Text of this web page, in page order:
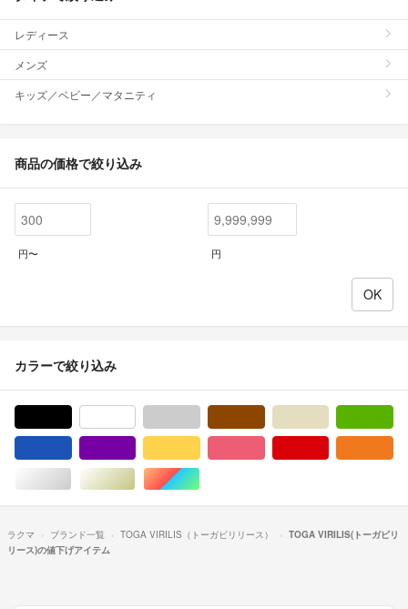
レディース
メンズ
キッズ／ベビー／マタニティ
商品の価格で絞り込み
円〜 円
カラーで絞り込み
シルバー/銀色系ゴールド/金色系マルチカラー
ラクマ ブランド一覧 TOGA VIRILIS（トーガビリリース）
TOGA VIRILIS(トーガビリ
リース)の値下げアイテム